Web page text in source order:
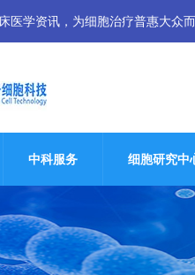
医学资讯，为细胞治疗普惠大众
中科服务 细胞研究中